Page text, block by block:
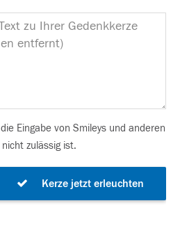
Eingabe von Smileys und anderen
zulässig ist.
Kerze jetzt erleuchten